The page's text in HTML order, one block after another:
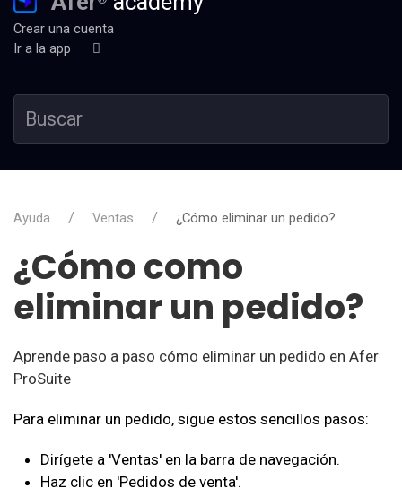
Crear una cuenta
Ir a la app
Ayuda Ventas ¿Cómo eliminar un pedido?
¿Cómo como
eliminar un pedido?
Aprende paso a paso cómo eliminar un pedido en Afer
ProSuite
Para eliminar un pedido, sigue estos sencillos pasos:
Dirígete a 'Ventas' en la barra de navegación.
Haz clic en 'Pedidos de venta'.